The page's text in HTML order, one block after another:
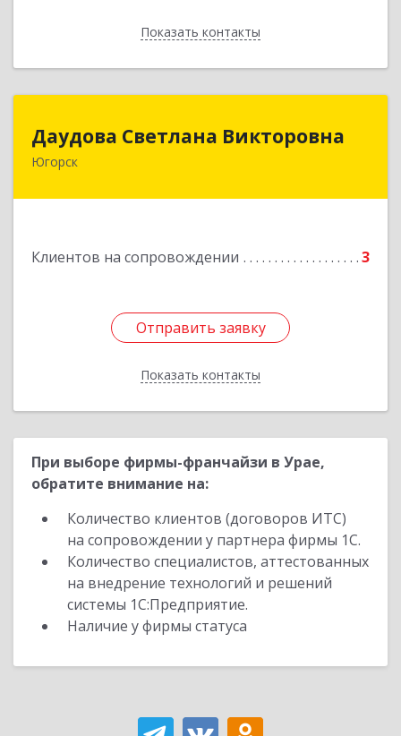
Показать контакты
Назад
Даудова Светлана Викторовна
Югорск
Клиентов на сопровождении 3
Отправить заявку
Показать контакты
Отправить заявку
Назад
При выборе фирмы-франчайзи в Урае,
обратите внимание на:
Количество клиентов (договоров ИТС)
на сопровождении у партнера фирмы 1С.
Количество специалистов, аттестованных
на внедрение технологий и решений
системы 1С:Предприятие.
Наличие у фирмы статуса